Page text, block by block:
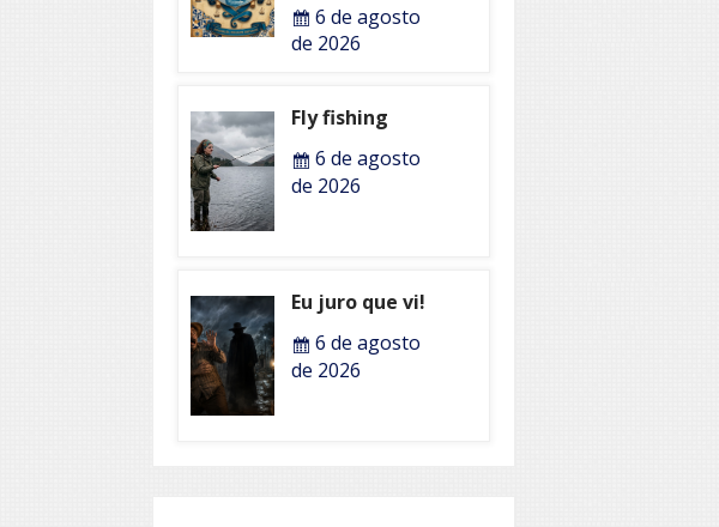
6 de agosto
de 2026
Fly fishing
6 de agosto
de 2026
Eu juro que vi!
6 de agosto
de 2026